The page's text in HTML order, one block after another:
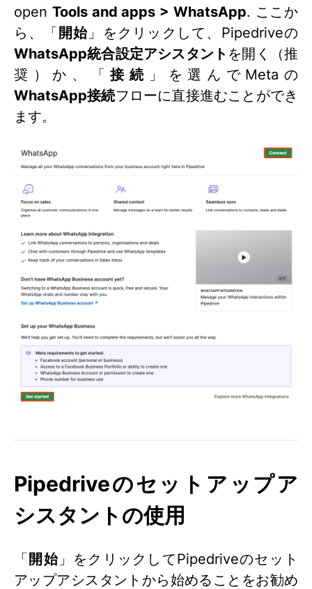
open Tools and apps > WhatsApp. ここか
ら、「 開始 」をクリックして、Pipedriveの
WhatsApp統合設定アシスタント を開く（推
奨）か、「接続
」を選んでMetaの
WhatsApp接続フローに直接進むことができ
ます。
Pipedriveのセットアップア
シスタント​の使用
「 開始」をクリックしてPipedriveのセット
アップアシスタントから始めることをお勧め